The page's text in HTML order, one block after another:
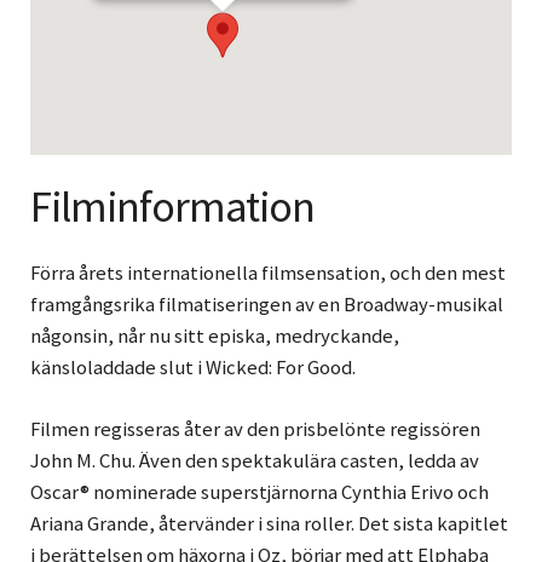
Filminformation
Förra årets internationella filmsensation, och den mest
framgångsrika filmatiseringen av en Broadway-musikal
någonsin, når nu sitt episka, medryckande,
känsloladdade slut i Wicked: For Good.
Filmen regisseras åter av den prisbelönte regissören
John M. Chu. Även den spektakulära casten, ledda av
Oscar® nominerade superstjärnorna Cynthia Erivo och
Ariana Grande, återvänder i sina roller. Det sista kapitlet
i berättelsen om häxorna i Oz, börjar med att Elphaba